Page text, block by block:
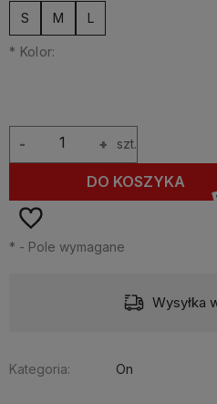
S
M L
* Kolor:
+
- szt.
DO KOSZYKA
* - Pole wymagane
Wysyłka
Kategoria: On